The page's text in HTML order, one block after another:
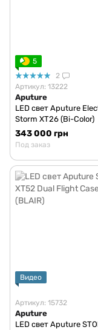
5
2
Артикул: 13222
Aputure
LED свет Aputure
Storm XT26 (Bi-Color)
343 000 грн
Под заказ
Видео
Артикул: 15732
Aputure
LED свет Aputure